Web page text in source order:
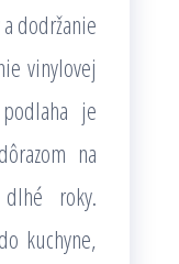
dodržanie
vinylovej
je
na
roky.
kuchyne,